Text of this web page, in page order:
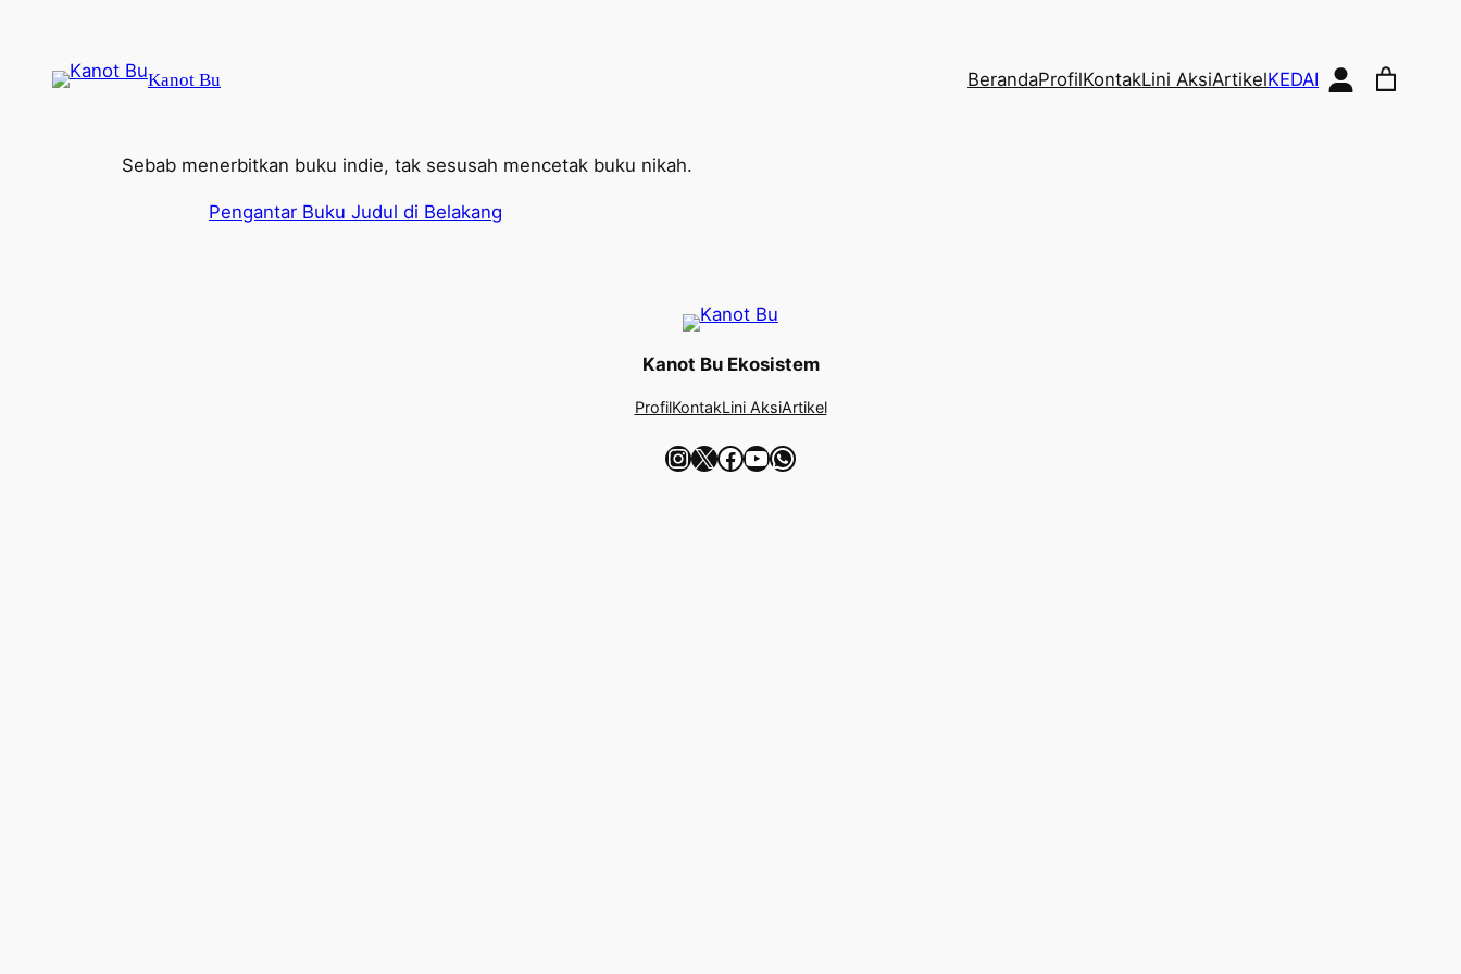
konten
Kanot Bu BerandaProfilKontakLini AksiArtikelKEDAI
Sebab menerbitkan buku indie, tak sesusah mencetak buku nikah.
Pengantar Buku Judul di Belakang
Kanot Bu Ekosistem
ProfilKontakLini AksiArtikel
InstagramX Facebook YouTube WhatsApp